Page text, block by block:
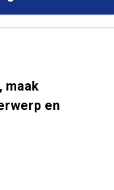
maak
en